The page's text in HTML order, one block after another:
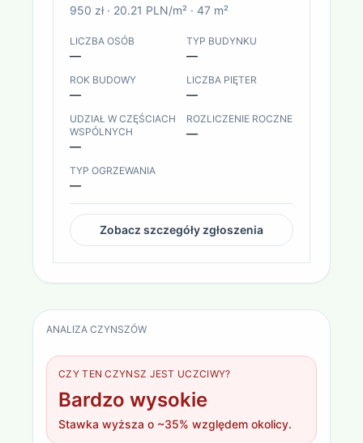
950 zł· 20.21 PLN/m² · 47 m²
LICZBA OSÓB
—
TYP BUDYNKU
—
ROK BUDOWY
—
LICZBA PIĘTER
—
UDZIAŁ W CZĘŚCIACH
WSPÓLNYCH
—
ROZLICZENIE ROCZNE
—
TYP OGRZEWANIA
—
Zobacz szczegóły zgłoszenia
ANALIZA CZYNSZÓW
CZY TEN CZYNSZ JEST UCZCIWY?
Bardzo wysokie
Stawka wyższa o ~35% względem okolicy.